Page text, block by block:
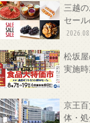
三越
セー
松坂
実施
京王
体・